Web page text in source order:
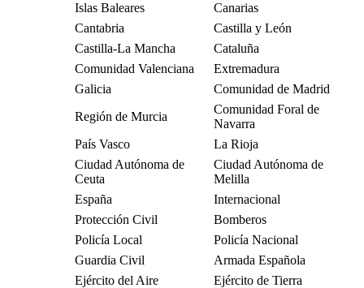
Islas Baleares
Canarias
Cantabria
Castilla y León
Castilla-La Mancha
Cataluña
Comunidad Valenciana
Extremadura
Galicia
Comunidad de Madrid
Región de Murcia
Comunidad Foral de
Navarra
País Vasco
La Rioja
Ciudad Autónoma de
Ceuta
Ciudad Autónoma de
Melilla
España
Internacional
Protección Civil
Bomberos
Policía Local
Policía Nacional
Guardia Civil
Armada Española
Ejército del Aire
Ejército de Tierra